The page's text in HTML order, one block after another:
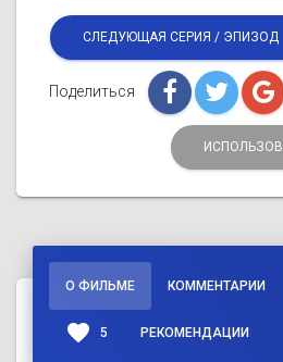
СЛЕДУЮЩАЯ СЕРИЯ / ЭПИЗОД
Поделиться
О ФИЛЬМЕ КОММЕНТАРИИ
favorite 5 РЕКОМЕНДАЦИИ